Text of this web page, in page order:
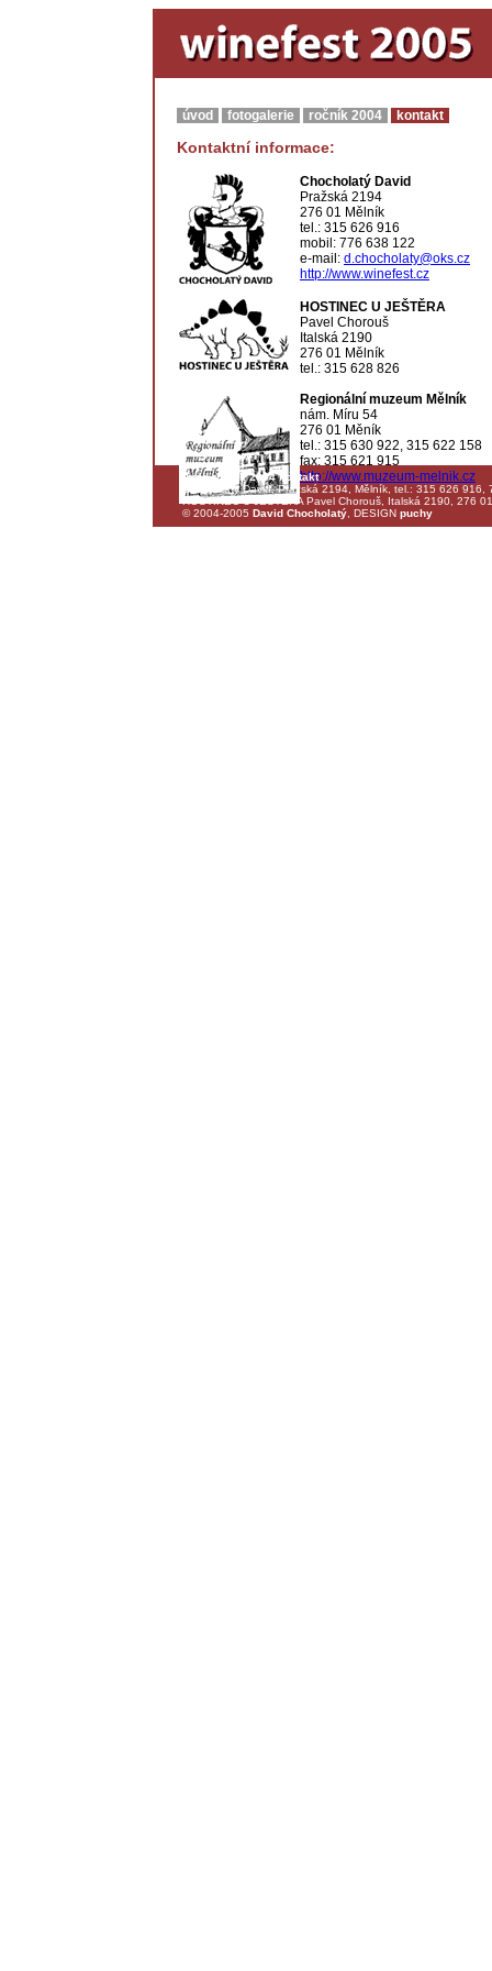
úvod fotogalerie ročník 2004 kontakt
Kontaktní informace:
Chocholatý David
Pražská 2194
276 01 Mělník
tel.: 315 626 916
mobil: 776 638 122
e-mail: d.chocholaty@oks.cz
http://www.winefest.cz
HOSTINEC U JEŠTĚRA
Pavel Chorouš
Italská 2190
276 01 Mělník
tel.: 315 628 826
Regionální muzeum Mělník
nám. Míru 54
276 01 Měník
tel.: 315 630 922, 315 622 158
fax: 315 621 915
http://www.muzeum-melnik.cz
úvod ročník 2004 kontakt
Chocholatý David, Pražská 2194, Mělník, tel.: 315 626 916,
HOSTINEC U JEŠTĚRA Pavel Chorouš, Italská 2190, 276
© 2004-2005 David Chocholatý , DESIGN puchy